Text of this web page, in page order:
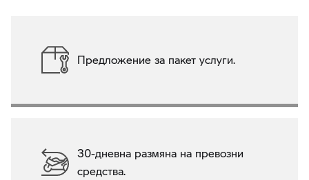
Предложение за пакет услуги.
30-дневна размяна на превозни
средства.